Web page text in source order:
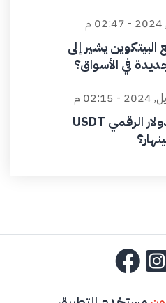
يشير إلى
في الأسواق؟
تراجع الدولار الرقمي USDT